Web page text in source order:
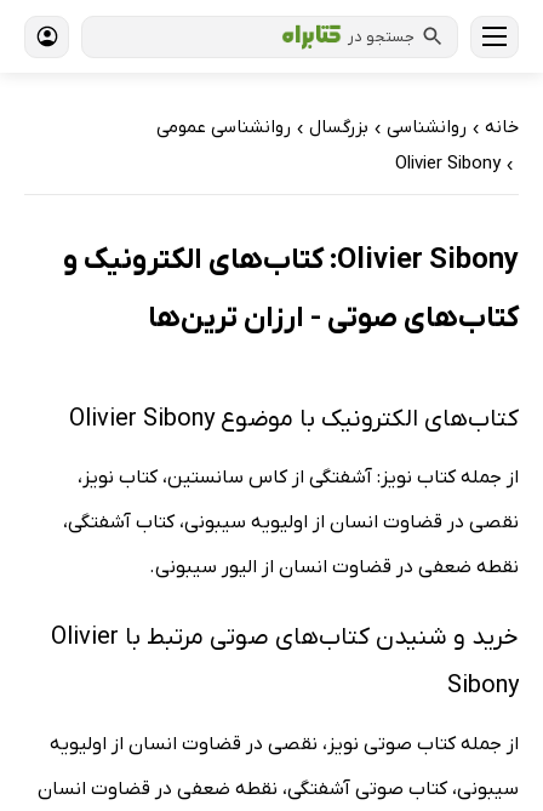
جستجو در
خانه › روانشناسی › بزرگسال › روانشناسی عمومی
›
Olivier Sibony
Olivier Sibony: کتاب‌های الکترونیک و
کتاب‌های صوتی - ارزان ترین‌ها
کتاب‌های الکترونیک با موضوع Olivier Sibony
از جمله کتاب نویز: آشفتگی از کاس سانستین، کتاب نویز،
نقصی در قضاوت انسان از اولیویه سیبونی، کتاب آشفتگی،
نقطه ضعفی در قضاوت انسان از الیور سیبونی.
خرید و شنیدن کتاب‌های صوتی مرتبط با Olivier
Sibony
از جمله کتاب صوتی نویز، نقصی در قضاوت انسان از اولیویه
سیبونی، کتاب صوتی آشفتگی، نقطه ضعفی در قضاوت انسان